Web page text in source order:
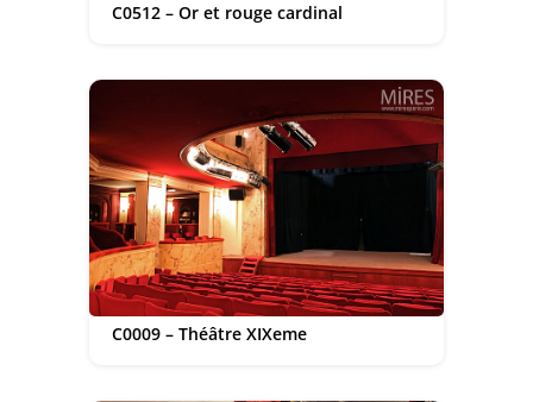
C0512 – Or et rouge cardinal
C0009 – Théâtre XIXeme